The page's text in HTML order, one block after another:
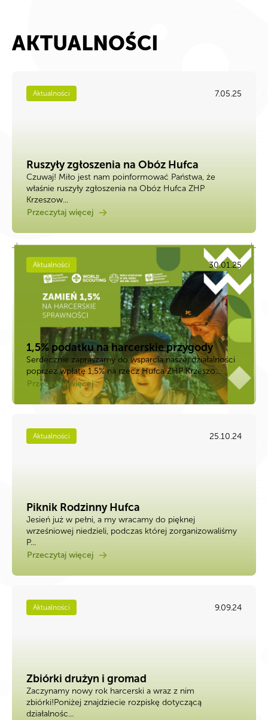
AKTUALNOŚCI
Aktualności 7.05.25
Ruszyły zgłoszenia na Obóz Hufca
Czuwaj! Miło jest nam poinformować Państwa, że
właśnie ruszyły zgłoszenia na Obóz Hufca ZHP
Krzeszow...
Przeczytaj więcej
Aktualności 30.01.25
1,5% podatku na harcerskie przygody
Serdecznie zapraszamy do wsparcia naszej działalności
poprzez wpłatę 1,5% na rzecz Hufca ZHP Krzeszo...
Przeczytaj więcej
Aktualności 25.10.24
Piknik Rodzinny Hufca
Jesień już w pełni, a my wracamy do pięknej
wrześniowej niedzieli, podczas której zorganizowaliśmy
P...
Przeczytaj więcej
Aktualności 9.09.24
Zbiórki drużyn i gromad
Zaczynamy nowy rok harcerski a wraz z nim
zbiórki!Poniżej znajdziecie rozpiskę dotyczącą
działalnośc...